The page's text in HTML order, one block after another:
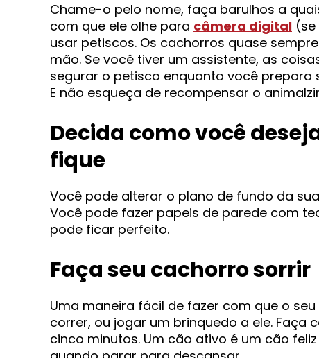
Chame-o pelo nome, faça barulhos a
com que ele olhe para câmera digital
usar petiscos. Os cachorros quase
mão. Se você tiver um assistente, as
segurar o petisco enquanto você
E não esqueça de recompensar o
Decida como você
fique
Você pode alterar o plano de fundo da sua
Você pode fazer papeis de parede com
pode ficar perfeito.
Faça seu cachorro sorrir
Uma maneira fácil de fazer com que o
correr, ou jogar um brinquedo a ele. Faça
cinco minutos. Um cão ativo é um cão